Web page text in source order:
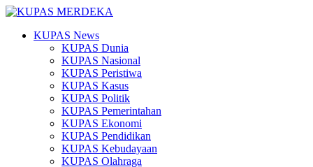
KUPAS News
KUPAS Dunia
KUPAS Nasional
KUPAS Peristiwa
KUPAS Kasus
KUPAS Politik
KUPAS Pemerintahan
KUPAS Ekonomi
KUPAS Pendidikan
KUPAS Kebudayaan
KUPAS Olahraga